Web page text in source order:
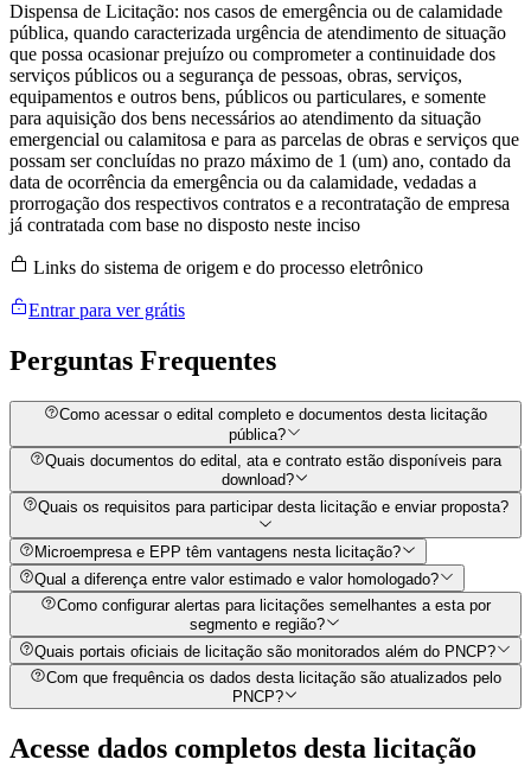
Dispensa de Licitação: nos casos de emergência ou de calamidade
pública, quando caracterizada urgência de atendimento de situação
que possa ocasionar prejuízo ou comprometer a continuidade dos
serviços públicos ou a segurança de pessoas, obras, serviços,
equipamentos e outros bens, públicos ou particulares, e somente
para aquisição dos bens necessários ao atendimento da situação
emergencial ou calamitosa e para as parcelas de obras e serviços que
possam ser concluídas no prazo máximo de 1 (um) ano, contado da
data de ocorrência da emergência ou da calamidade, vedadas a
prorrogação dos respectivos contratos e a recontratação de empresa
já contratada com base no disposto neste inciso
Links do sistema de origem e do processo eletrônico
Entrar para ver grátis
Perguntas Frequentes
Como acessar o edital completo e documentos desta licitação
pública?
Quais documentos do edital, ata e contrato estão disponíveis para
download?
Quais os requisitos para participar desta licitação e enviar proposta?
Microempresa e EPP têm vantagens nesta licitação?
Qual a diferença entre valor estimado e valor homologado?
Como configurar alertas para licitações semelhantes a esta por
segmento e região?
Quais portais oficiais de licitação são monitorados além do PNCP?
Com que frequência os dados desta licitação são atualizados pelo
PNCP?
Acesse dados completos desta licitação